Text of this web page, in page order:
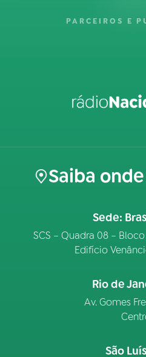
PARCEIROS E
Saiba
Sede:
SCS – Quadra 08 –
Edifício
Rio de
Av. Gomes
São